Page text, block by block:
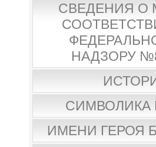
СВЕДЕНИЯ О
НАДЗОРУ
ИМЕНИ ГЕРОЯ